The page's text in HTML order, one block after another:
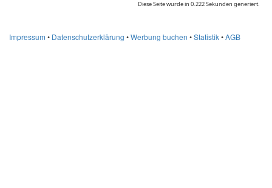
Diese Seite wurde in 0.222 Sekunden generiert.
Impressum • Datenschutzerklärung •Werbung buchen •Statistik•AGB